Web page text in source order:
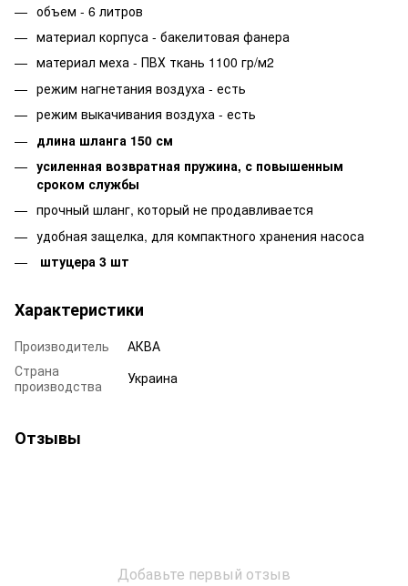
объем - 6 литров
материал корпуса - бакелитовая фанера
материал меха - ПВХ ткань 1100 гр/м2
режим нагнетания воздуха - есть
режим выкачивания воздуха - есть
длина шланга 150 см
усиленная возвратная пружина, с повышенным
сроком службы
прочный шланг, который не продавливается
удобная защелка, для компактного хранения насоса
штуцера 3 шт
Характеристики
Производитель
АКВА
Страна
производства
Украина
Отзывы
Добавьте первый отзыв